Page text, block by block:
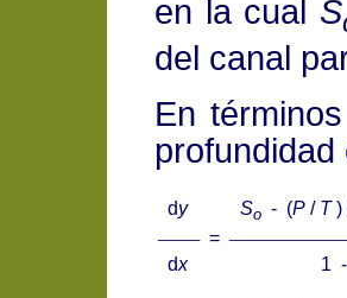
en la cual S
del canal
En
dy So - (P / T)
=
dx1 -